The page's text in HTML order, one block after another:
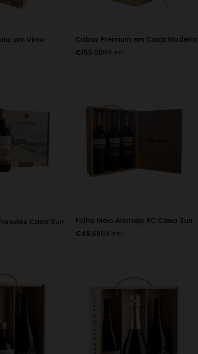
em Vime
Cabaz Premium em Caixa Madeira
€155.00IVA Incl.
Caixa 3un
Folha Meio Alentejo RC Caixa 3un
€48.65IVA Incl.